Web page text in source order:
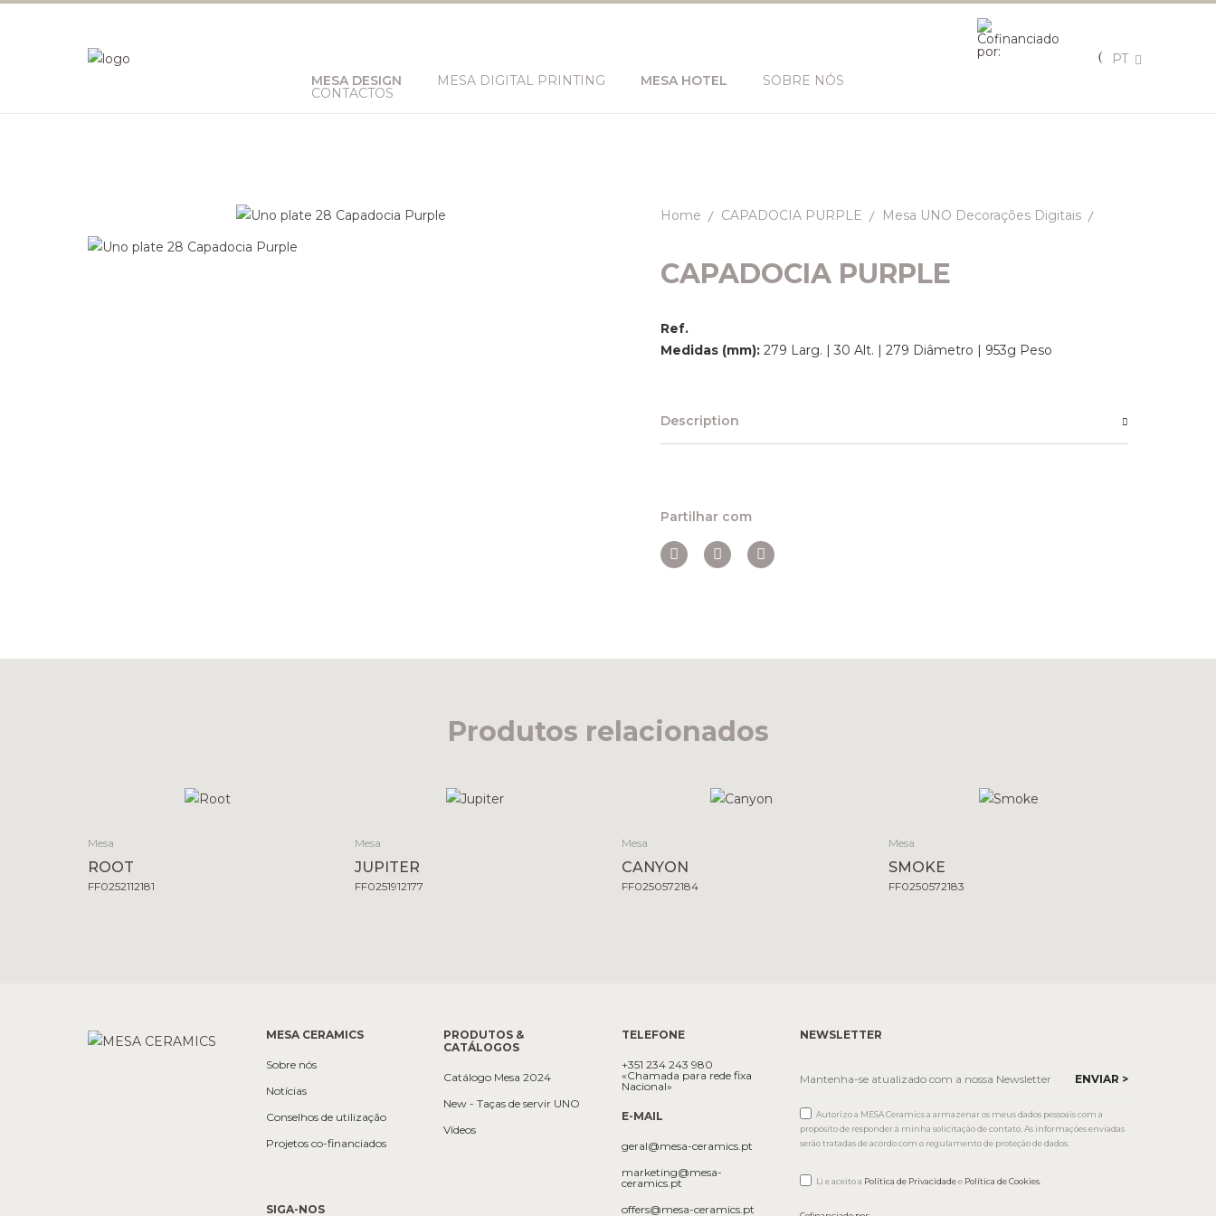
MESA DESIGN MESA DIGITAL PRINTING MESA HOTEL SOBRE NÓS
CONTACTOS
PT
Home CAPADOCIA PURPLE Mesa UNO Decorações Digitais
CAPADOCIA PURPLE
Ref.
Medidas (mm): 279 Larg. | 30 Alt. | 279 Diâmetro | 953g Peso
Description
Partilhar com
Produtos relacionados
Mesa
ROOT
FF0252112181
Mesa
JUPITER
FF0251912177
Mesa
CANYON
FF0250572184
Mesa
SMOKE
FF0250572183
MESA CERAMICS
Sobre nós
Notícias
Conselhos de utilização
Projetos co-financiados
SIGA-NOS
PRODUTOS &
CATÁLOGOS
Catálogo Mesa 2024
New - Taças de servir UNO
Vídeos
TELEFONE
+351 234 243 980
«Chamada para rede fixa
Nacional»
E-MAIL
geral@mesa-ceramics.pt
marketing@mesa-
ceramics.pt
offers@mesa-ceramics.pt
NEWSLETTER
Autorizo a MESA Ceramics a armazenar os meus dados pessoais com a
propósito de responder à minha solicitação de contato. As informações enviadas
serão tratadas de acordo com o regulamento de proteção de dados.
Li e aceito a Política de Privacidadee Política de Cookies.